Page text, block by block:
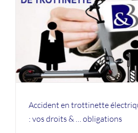
Accident en trottinette
: vos droits & … obligations